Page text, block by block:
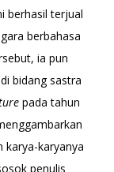
berhasil terjual
berbahasa
ia pun
bidang sastra
pada tahun
karya-karyanya
penulis